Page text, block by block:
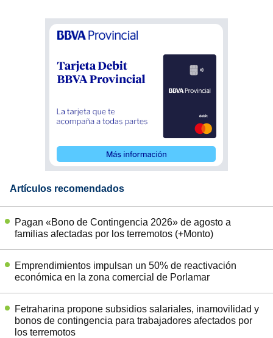
Artículos recomendados
Pagan «Bono de Contingencia 2026» de agosto a
familias afectadas por los terremotos (+Monto)
Emprendimientos impulsan un 50% de reactivación
económica en la zona comercial de Porlamar
Fetraharina propone subsidios salariales, inamovilidad y
bonos de contingencia para trabajadores afectados por
los terremotos